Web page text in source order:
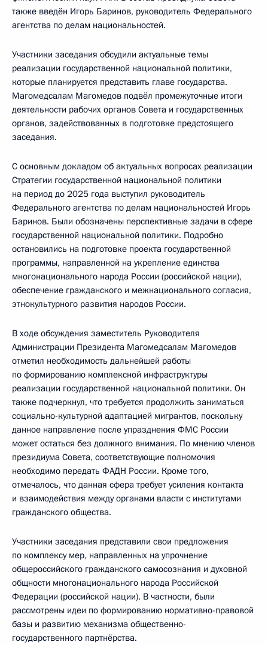
также введён Игорь Баринов, руководитель Федерального
агентства по делам национальностей.
Участники заседания обсудили актуальные темы
реализации государственной национальной политики,
которые планируется представить главе государства.
Магомедсалам Магомедов подвёл промежуточные итоги
деятельности рабочих органов Совета и государственных
органов, задействованных в подготовке предстоящего
заседания.
С основным докладом об актуальных вопросах реализации
Стратегии государственной национальной политики
на период до 2025 года выступил руководитель
Федерального агентства по делам национальностей Игорь
Баринов. Были обозначены перспективные задачи в сфере
государственной национальной политики. Подробно
остановились на подготовке проекта государственной
программы, направленной на укрепление единства
многонационального народа России (российской нации),
обеспечение гражданского и межнационального согласия,
этнокультурного развития народов России.
В ходе обсуждения заместитель Руководителя
Администрации Президента Магомедсалам Магомедов
отметил необходимость дальнейшей работы
по формированию комплексной инфраструктуры
реализации государственной национальной политики. Он
также подчеркнул, что требуется продолжить заниматься
социально-культурной адаптацией мигрантов, поскольку
данное направление после упразднения ФМС России
может остаться без должного внимания. По мнению членов
президиума Совета, соответствующие полномочия
необходимо передать ФАДН России. Кроме того,
отмечалось, что данная сфера требует усиления контакта
и взаимодействия между органами власти с институтами
гражданского общества.
Участники заседания представили свои предложения
по комплексу мер, направленных на упрочнение
общероссийского гражданского самосознания и духовной
общности многонационального народа Российской
Федерации (российской нации). В частности, были
рассмотрены идеи по формированию нормативно-правовой
базы и развитию механизма общественно-
государственного партнёрства.